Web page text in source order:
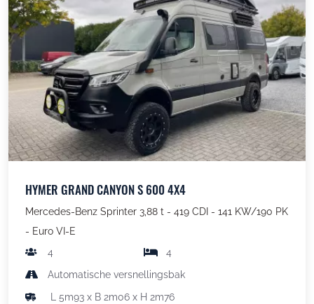
HYMER GRAND CANYON S 600 4X4
Mercedes-Benz Sprinter 3,88 t - 419 CDI - 141 KW/190 PK
- Euro VI-E
4
4
Automatische versnellingsbak
L 5m93 x B 2m06 x H 2m76